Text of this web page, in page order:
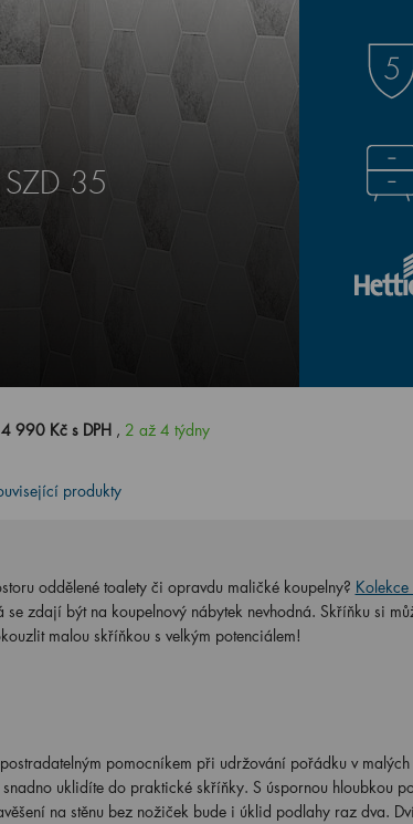
35
4 990 Kč s DPH , 2 až 4 týdny
produkty
oddělené toalety či opravdu maličké koupelny? Kolekce
zdají být na koupelnový nábytek nevhodná. Skříňku si
malou skříňkou s velkým potenciálem!
pomocníkem při udržování pořádku v
uklidíte do praktické skříňky. S úspornou hloubkou
na stěnu bez nožiček bude i úklid podlahy raz dva.